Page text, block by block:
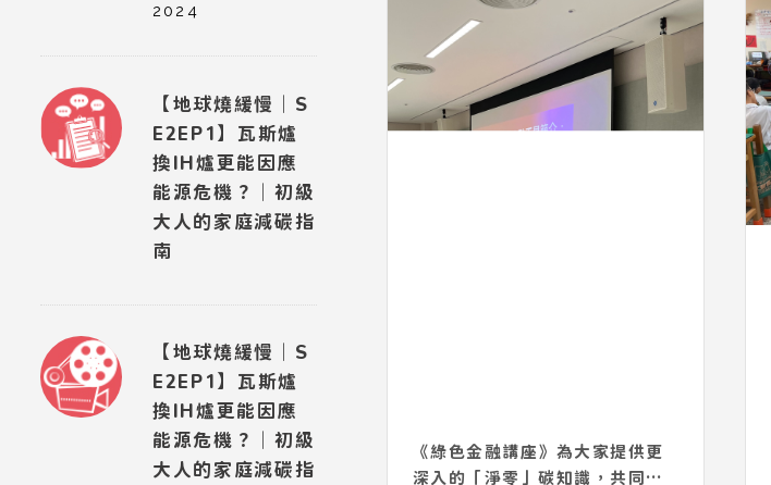
《綠色金融講座》為大家提供更
深入的「淨零」碳知識，共同邁
2024
【地球燒緩慢｜S
E2EP1】瓦斯爐
換IH爐更能因應
能源危機？｜初級
大人的家庭減碳指
南
【地球燒緩慢｜S
E2EP1】瓦斯爐
換IH爐更能因應
能源危機？｜初級
大人的家庭減碳指